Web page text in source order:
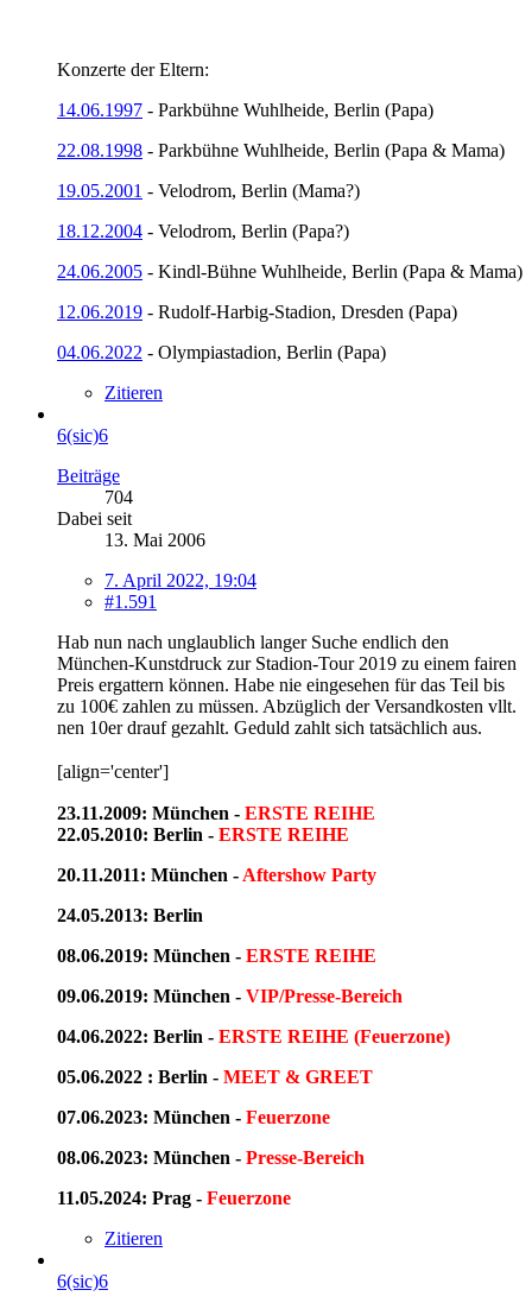
Konzerte der Eltern:
14.06.1997 - Parkbühne Wuhlheide, Berlin (Papa)
22.08.1998 - Parkbühne Wuhlheide, Berlin (Papa & Mama)
19.05.2001 - Velodrom, Berlin (Mama?)
18.12.2004 - Velodrom, Berlin (Papa?)
24.06.2005 - Kindl-Bühne Wuhlheide, Berlin (Papa & Mama)
12.06.2019 - Rudolf-Harbig-Stadion, Dresden (Papa)
04.06.2022 - Olympiastadion, Berlin (Papa)
Zitieren
6(sic)6
Beiträge
704
Dabei seit
13. Mai 2006
7. April 2022, 19:04
#1.591
Hab nun nach unglaublich langer Suche endlich den
München-Kunstdruck zur Stadion-Tour 2019 zu einem fairen
Preis ergattern können. Habe nie eingesehen für das Teil bis
zu 100€ zahlen zu müssen. Abzüglich der Versandkosten vllt.
nen 10er drauf gezahlt. Geduld zahlt sich tatsächlich aus.
[align='center']
23.11.2009: München - ERSTE REIHE
22.05.2010: Berlin - ERSTE REIHE
20.11.2011: München - Aftershow Party
24.05.2013: Berlin
08.06.2019: München - ERSTE REIHE
09.06.2019: München - VIP/Presse-Bereich
04.06.2022: Berlin - ERSTE REIHE (Feuerzone)
05.06.2022 : Berlin - MEET & GREET
07.06.2023: München - Feuerzone
08.06.2023: München - Presse-Bereich
11.05.2024: Prag - Feuerzone
Zitieren
6(sic)6